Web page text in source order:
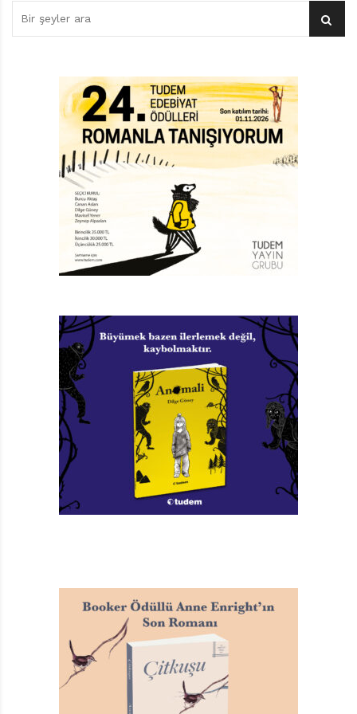
arkadaşın hayatını zorlaştırmaktadır.
ailelerinin tembihine uymazlar:“Kuşçu’dan uzak durun”
küçüklüklerinden beri duydukları bir uyarıdır. Hem bu
ada toplumundaki herkes gibi onlar da tek başına
yaşayan tuhaf ihtiyar Kuşçu’yla ilgili anlatılan lanet
hikâyesinden nasiplerini almışlardır. Gracie’nin
babasına göre Kuşçu, bir zamanlar lanetli bir adada
yaşamıştır ve ona yaklaşanlar da lanetlenir. Sağduyulu
annesinin yorumu ise farklıdır:“Ne zaman bir şeyler
ters gitse suçu Kuşçu’ya atıyorlar. Avlanacak ıstakoz mu
yok? Onun suçu. Patateslerde hastalık mı var? Onun
Çocukların Kuşçu’ya dair izlenimleri korkutucudur. Koca
şapkası yüzüne gölge eden, savruk saçlarıyla yaban bir
görünümü olan bu adam tam bir deliye benzemektedir
doğrusu. Ancak ihtiyarın, deniz kabuklarıyla kumsala
bıraktığı“Yine gelin,”mesajına yanıt vermeleri zor
olmaz. Kumlara yazarak kurdukları iletişim Gracie’ye
şöyle düşündürür:
“Her geçen gün ile birlikte bilgiye
olan açlığı daha da artıyordu. (…) Sanki kör bir adama
dünyayı tarif ediyorduk.”Tam da hikâyenin burasında
kurdukları iletişimi hatırlıyorum. Engelleri aşan iletişim,
şüphesiz yazarın değinmeyi en sevdiği konulardan biri.
Gracie ile Daniel, insanlardan kopuk, doğayla bir
yaşayan Kuşçu’yla kurdukları gizli dostluklarını
ilerlettikçe “savaşın kim galip gelirse gelsin kötü
olduğunu” öğrenirler. Kuşçu kimseyle iletişim kurmasa